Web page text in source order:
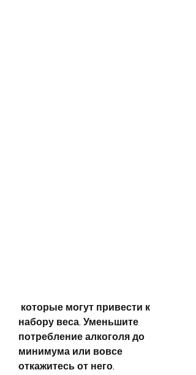
набору веса. Уменьшите
потребление алкоголя до
минимума или вовсе
откажитесь от него.